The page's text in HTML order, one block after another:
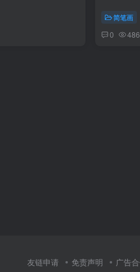
简笔画
0 486
友链申请 免责声明 广告